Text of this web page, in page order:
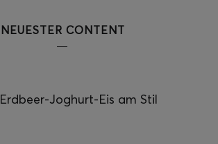
NEUESTER CONTENT
Erdbeer-Joghurt-Eis am Stil